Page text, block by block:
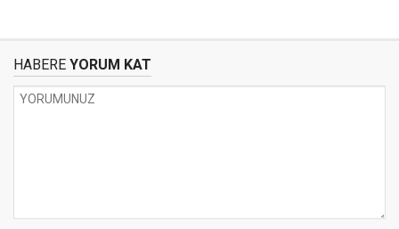
HABERE YORUM KAT